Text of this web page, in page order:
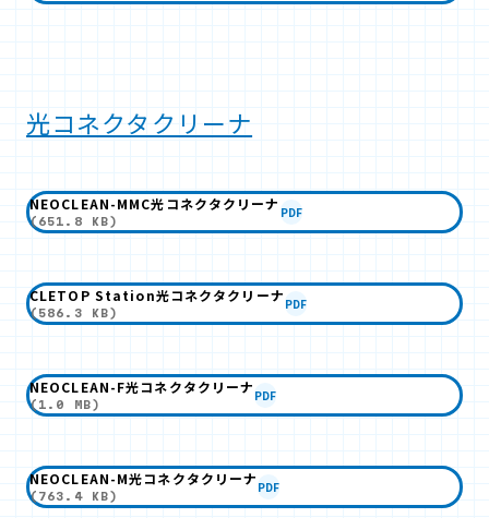
光コネクタクリーナ
NEOCLEAN-MMC光コネクタクリーナ
(651.8 KB)
PDF
CLETOP Station光コネクタクリーナ
(586.3 KB)
PDF
NEOCLEAN-F光コネクタクリーナ
(1.0 MB)
PDF
NEOCLEAN-M光コネクタクリーナ
(763.4 KB)
PDF